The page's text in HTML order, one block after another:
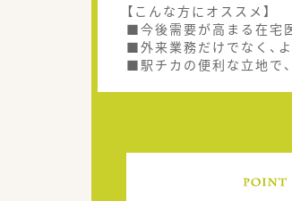
【こんな方にオススメ】
■今後需要が高まる在宅
■外来業務だけでなく、
■駅チカの便利な立地で